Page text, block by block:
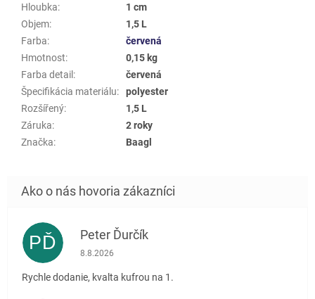
Hloubka:
1 cm
Objem:
1,5 L
Farba:
červená
Hmotnost:
0,15 kg
Farba detail :
červená
Špecifikácia materiálu:
polyester
Rozšířený:
1,5 L
Záruka:
2 roky
Značka: Baagl
PĎ Peter Ďurčík
Hodnotenie obchodu je 5 z 5 hviezdičiek.
8.8.2026
Rychle dodanie, kvalta kufrou na 1.